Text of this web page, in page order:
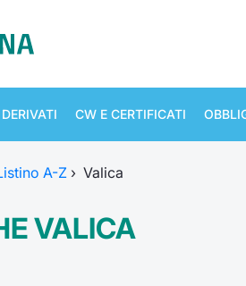
DERIVATI CW E CERTIFICATI
A-Z › Valica
VALICA